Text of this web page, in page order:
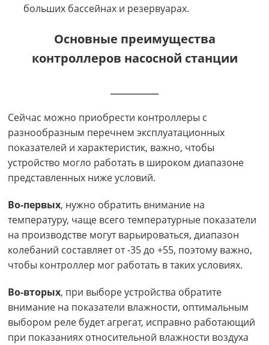
больших бассейнах и резервуарах.
Основные преимущества
контроллеров насосной станции
Сейчас можно приобрести контроллеры с
разнообразным перечнем эксплуатационных
показателей и характеристик, важно, чтобы
устройство могло работать в широком диапазоне
представленных ниже условий.
Во-первых, нужно обратить внимание на
температуру, чаще всего температурные показатели
на производстве могут варьироваться, диапазон
колебаний составляет от -35 до +55, поэтому важно,
чтобы контроллер мог работать в таких условиях.
Во-вторых, при выборе устройства обратите
внимание на показатели влажности, оптимальным
выбором реле будет агрегат, исправно работающий
при показаниях относительной влажности воздуха